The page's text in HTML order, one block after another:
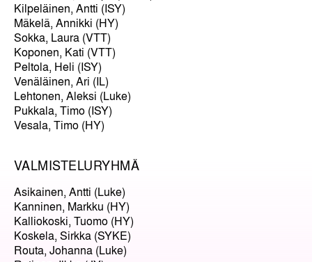
Kilpeläinen, Antti (ISY)
Mäkelä, Annikki (HY)
Sokka, Laura (VTT)
Koponen, Kati (VTT)
Peltola, Heli (ISY)
Venäläinen, Ari (IL)
Lehtonen, Aleksi (Luke)
Pukkala, Timo (ISY)
Vesala, Timo (HY)
VALMISTELURYHMÄ
Asikainen, Antti (Luke)
Kanninen, Markku (HY)
Kalliokoski, Tuomo (HY)
Koskela, Sirkka (SYKE)
Routa, Johanna (Luke)